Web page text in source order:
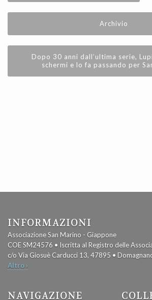
Archivio
Dopo 30 anni dall’ultima serie,
schermi e lo fa passando per
INFORMAZIONI
Associazione San Marino - Giappone
COE SM24576 • Iscritta al Registro delle
c/o Via Giosuè Carducci 13, 47895 •
Altro ›
NAVIGAZIONE